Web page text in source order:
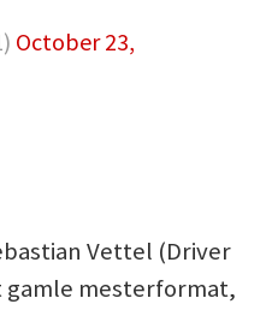
October 23,
Vettel (Driver
gamle mesterformat,